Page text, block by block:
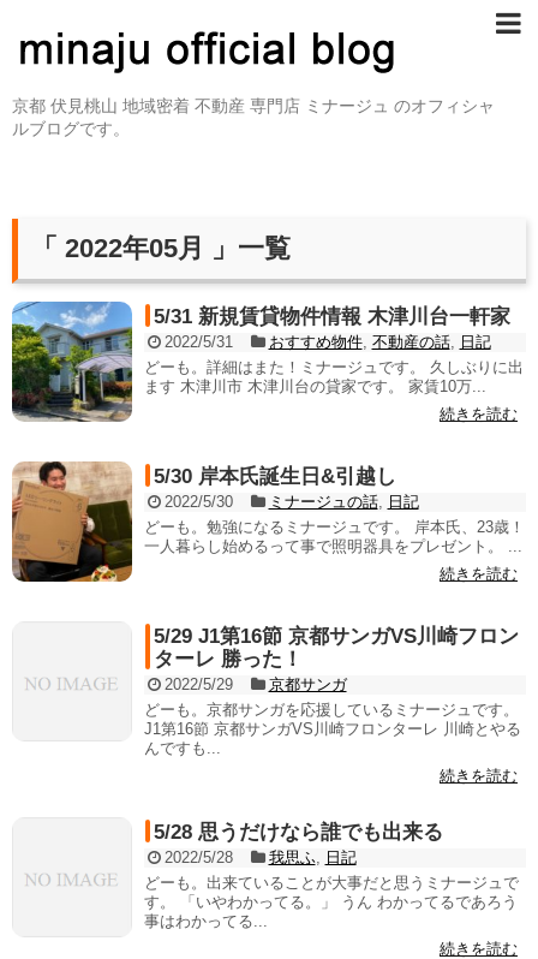
京都 伏見桃山 地域密着 不動産 専門店 ミナージュ のオフィシャ
ルブログです。
「 2022年05月 」一覧
5/31 新規賃貸物件情報 木津川台一軒家
2022/5/31 おすすめ物件, 不動産の話,
日記
どーも。詳細はまた！ミナージュです。 久しぶりに出
ます 木津川市 木津川台の貸家です。 家賃10万...
続きを読む
5/30 岸本氏誕生日&引越し
2022/5/30 ミナージュの話,
日記
どーも。勉強になるミナージュです。 岸本氏、23歳！
一人暮らし始めるって事で照明器具をプレゼント。 ...
続きを読む
5/29 J1第16節 京都サンガVS川崎フロン
ターレ 勝った！
2022/5/29
京都サンガ
どーも。京都サンガを応援しているミナージュです。
J1第16節 京都サンガVS川崎フロンターレ 川崎とやる
んですも...
続きを読む
5/28 思うだけなら誰でも出来る
2022/5/28 我思ふ
日記
どーも。出来ていることが大事だと思うミナージュで
す。 「いやわかってる。」 うん わかってるであろう
事はわかってる...
続きを読む